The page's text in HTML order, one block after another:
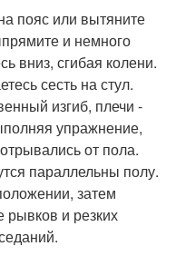
пояс или вытяните
и немного
вниз, сгибая колени.
сесть на стул.
изгиб, плечи -
упражнение,
от пола.
параллельны полу.
затем
рывков и резких